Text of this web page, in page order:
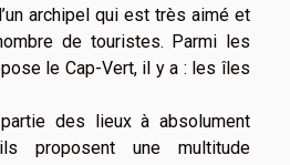
archipel qui est très aimé et
de touristes. Parmi les
le Cap-Vert, il y a : les îles
des lieux à absolument
proposent une multitude